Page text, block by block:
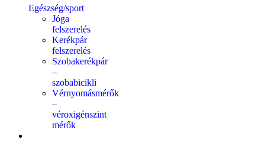
Egészség/sport
Jóga
felszerelés
Kerékpár
felszerelés
Szobakerékpár
–
szobabicikli
Vérnyomásmérők
–
véroxigénszint
mérők